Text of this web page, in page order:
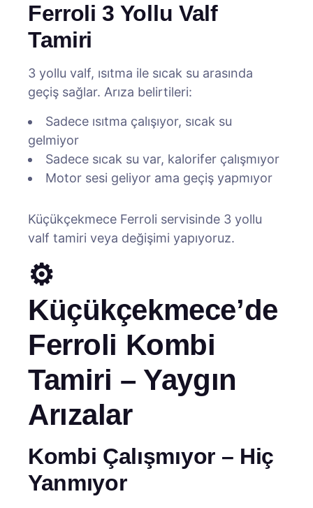
Ferroli 3 Yollu Valf
Tamiri
3 yollu valf, ısıtma ile sıcak su arasında
geçiş sağlar. Arıza belirtileri:
Sadece ısıtma çalışıyor, sıcak su
gelmiyor
Sadece sıcak su var, kalorifer çalışmıyor
Motor sesi geliyor ama geçiş yapmıyor
Küçükçekmece Ferroli servisinde 3 yollu
valf tamiri veya değişimi yapıyoruz.
⚙️
Küçükçekmece’de
Ferroli Kombi
Tamiri – Yaygın
Arızalar
Kombi Çalışmıyor – Hiç
Yanmıyor